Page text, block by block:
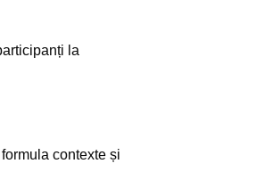
la
contexte și